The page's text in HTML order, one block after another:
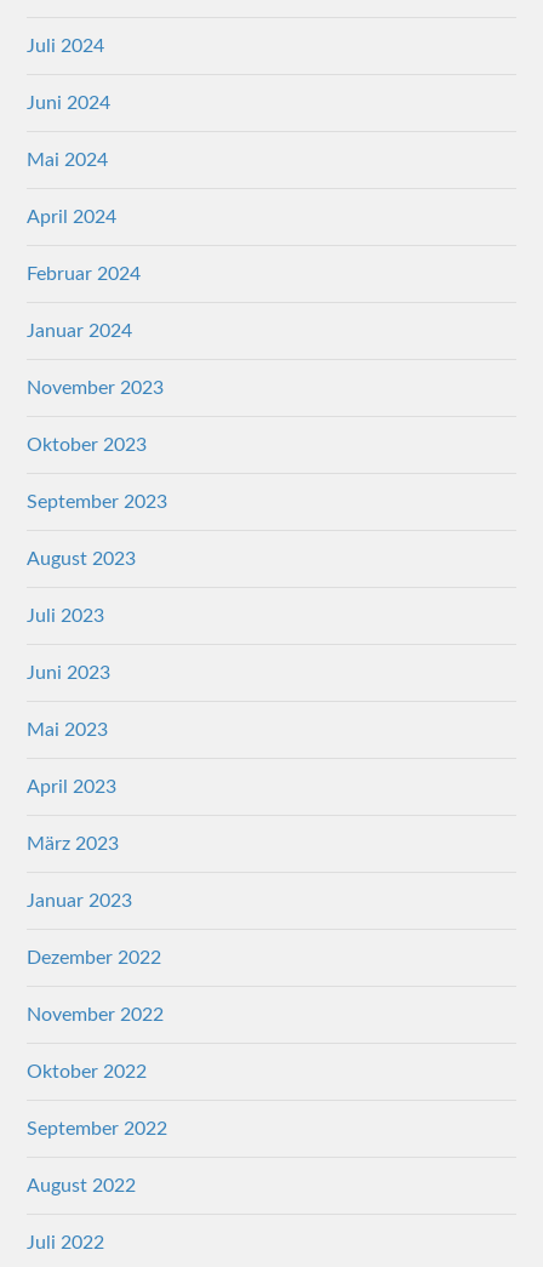
Juli 2024
Juni 2024
Mai 2024
April 2024
Februar 2024
Januar 2024
November 2023
Oktober 2023
September 2023
August 2023
Juli 2023
Juni 2023
Mai 2023
April 2023
März 2023
Januar 2023
Dezember 2022
November 2022
Oktober 2022
September 2022
August 2022
Juli 2022